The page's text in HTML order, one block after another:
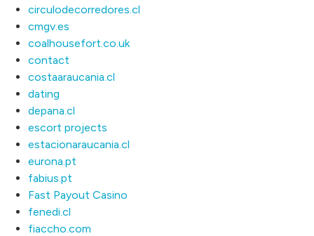
circulodecorredores.cl
cmgv.es
coalhousefort.co.uk
contact
costaaraucania.cl
dating
depana.cl
escort projects
estacionaraucania.cl
eurona.pt
fabius.pt
Fast Payout Casino
fenedi.cl
fiaccho.com